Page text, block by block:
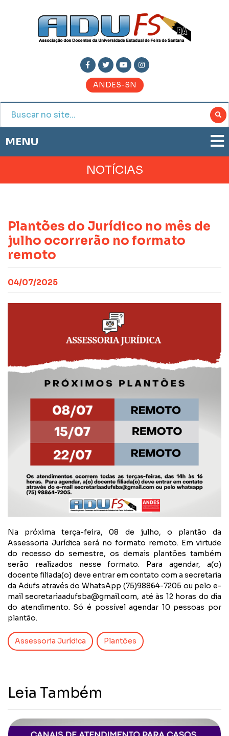
ANDES-SN
MENU
HISTÓRIA
NOTAS PUBLICADAS
JURÍDICO
PRESTAÇÃO DE CONTAS
CONTATO
FILIE-SE
NOTÍCIAS
Plantões do Jurídico no mês de
julho ocorrerão no formato
remoto
04/07/2025
Na próxima terça-feira, 08 de julho, o plantão da
Assessoria Jurídica será no formato remoto. Em virtude
do recesso do semestre, os demais plantões também
serão realizados nesse formato. Para agendar, a(o)
docente filiada(o) deve entrar em contato com a secretaria
da Adufs através do WhatsApp (75)98864-7205 ou pelo e-
mailsecretariaadufsba@gmail.com, até às 12 horas do dia
do atendimento. Só é possível agendar 10 pessoas por
plantão.
Assessoria Jurídica Plantões
Leia Também